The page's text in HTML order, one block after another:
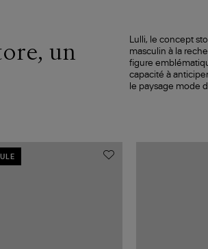
un
Lulli, le concept
masculin à la
figure
capacité à
le paysage mode